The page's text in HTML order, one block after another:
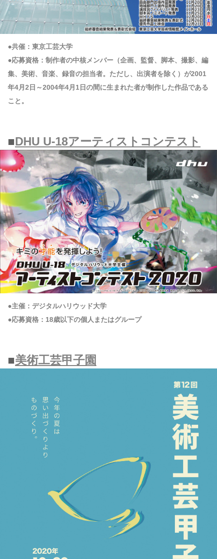
●共催：東京工芸大学
●応募資格：制作者の中核メンバー（企画、監督、脚本、撮影、編
集、美術、音楽、録音の担当者。ただし、出演者を除く）が2001
年4月2日～2004年4月1日の間に生まれた者が制作した作品である
こと。
■DHU U-18アーティストコンテスト
●主催：デジタルハリウッド大学
●応募資格：18歳以下の個人またはグループ
■美術工芸甲子園